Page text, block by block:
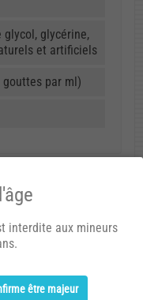
glycol, glycérine,
et artificiels
gouttes par ml)
interdite aux mineurs
être majeur